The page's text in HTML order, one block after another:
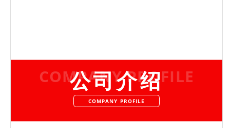
COMPANY PROFILE
公司介绍
COMPANY PROFILE